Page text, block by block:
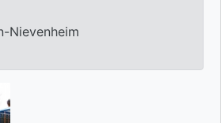
Nievenheim